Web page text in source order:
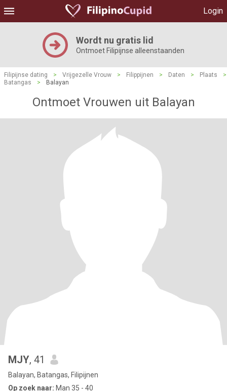
Login
Wordt nu gratis lid
Ontmoet Filipijnse alleenstaanden
Filipijnse dating > Vrijgezelle Vrouw > Filippijnen > Daten > Plaats
>
Batangas
> Balayan
Ontmoet Vrouwen uit Balayan
MJY, 41
Balayan, Batangas, Filipijnen
Op zoek naar: Man 35 - 40